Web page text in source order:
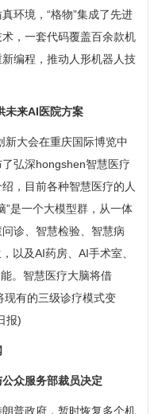
环境，“格物”集成了先进
，一套代码覆盖百余款机
编程，推动人形机器人技
来AI医院方案
大会在重庆国际博览中
弘深hongshen智慧医疗
，目前各种智慧医疗的人
”是一个大模型群，从一体
诊、智慧检验、智慧病
以及AI药房、AI手术室、
。智慧医疗大脑将借
现有的三级诊疗模式变
报)
众服务部裁员决定
普政府，暂时恢复多个机